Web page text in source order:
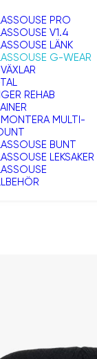
PRO
V1.4
LÄNK
G-WEAR
REHAB
MULTI-
BUNT
LEKSAKER